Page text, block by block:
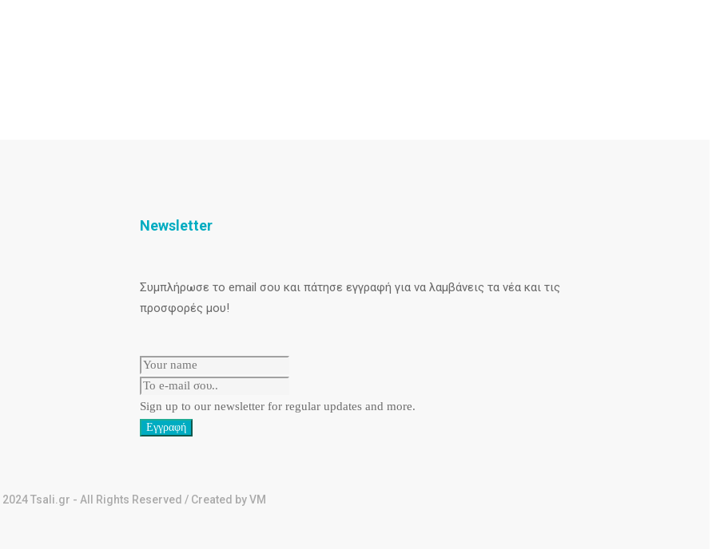
Newsletter
Συμπλήρωσε το email σου και πάτησε εγγραφή για να λαμβάνεις τα νέα και τις
προσφορές μου!
Sign up to our newsletter for regular updates and more.
Εγγραφή
Tsali.gr - All Rights Reserved / Created by VM